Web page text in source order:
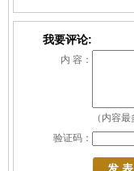
我要评论:
内 容：
（内容
验证码：